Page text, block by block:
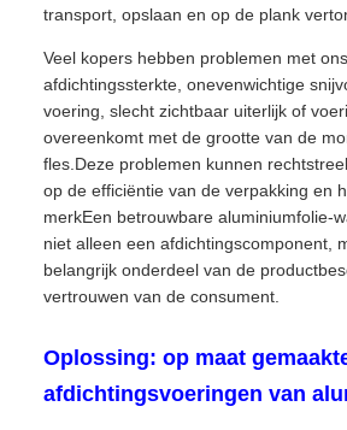
transport, opslaan en op de plank
Veel kopers hebben problemen met
afdichtingssterkte, onevenwichtige
voering, slecht zichtbaar uiterlijk of
overeenkomt met de grootte van de
fles.Deze problemen kunnen
op de efficiëntie van de verpakking en
merkEen betrouwbare aluminiumfolie-
niet alleen een afdichtingscomponent,
belangrijk onderdeel van de
vertrouwen van de consument.
Oplossing: op maat
afdichtingsvoeringen van